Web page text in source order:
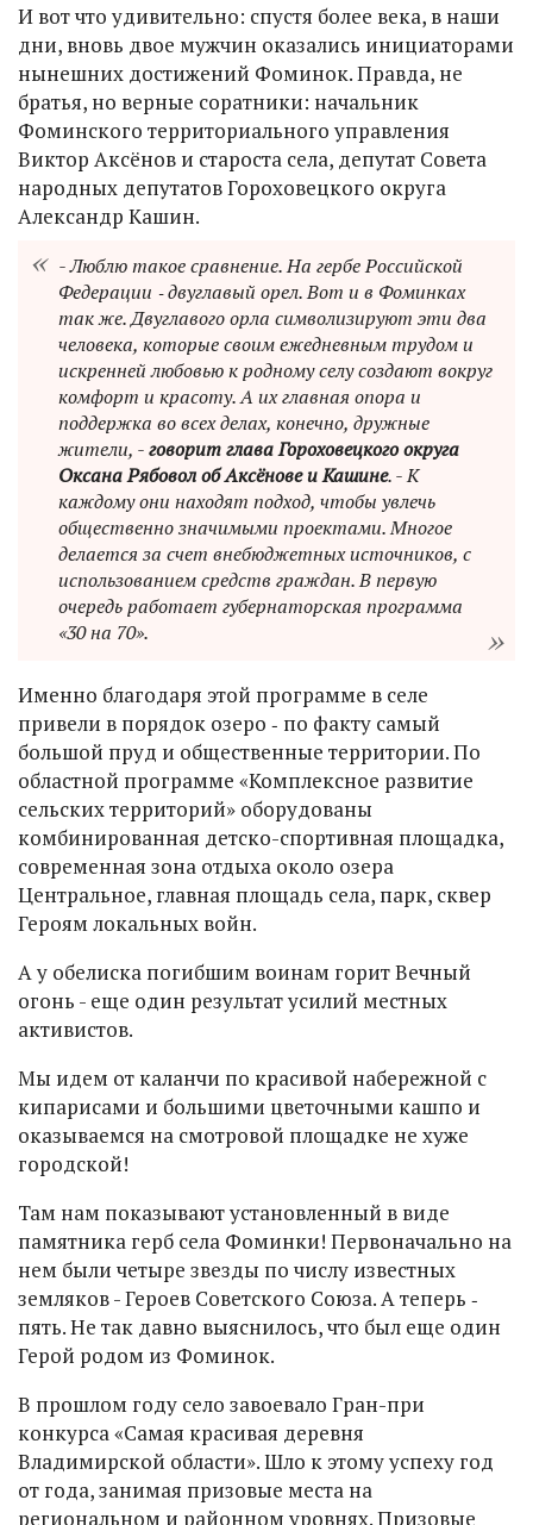
И вот что удивительно: спустя более века, в наши
дни, вновь двое мужчин оказались инициаторами
нынешних достижений Фоминок. Правда, не
братья, но верные соратники: начальник
Фоминского территориального управления
Виктор Аксёнов и староста села, депутат Совета
народных депутатов Гороховецкого округа
Александр Кашин.
- Люблю такое сравнение. На гербе Российской
Федерации ‑ двуглавый орел. Вот и в Фоминках
так же. Двуглавого орла символизируют эти два
человека, которые своим ежедневным трудом и
искренней любовью к родному селу создают вокруг
комфорт и красоту. А их главная опора и
поддержка во всех делах, конечно, дружные
жители, -говорит глава Гороховецкого округа
Оксана Рябовол об Аксёнове и Кашине. - К
каждому они находят подход, чтобы увлечь
общественно значимыми проектами. Многое
делается за счет внебюджетных источников, с
использованием средств граждан. В первую
очередь работает губернаторская программа
«30 на 70».
Именно благодаря этой программе в селе
привели в порядок озеро ‑ по факту самый
большой пруд и общественные территории. По
областной программе «Комплексное развитие
сельских территорий» оборудованы
комбинированная детско-спортивная площадка,
современная зона отдыха около озера
Центральное, главная площадь села, парк, сквер
Героям локальных войн.
А у обелиска погибшим воинам горит Вечный
огонь - еще один результат усилий местных
активистов.
Мы идем от каланчи по красивой набережной с
кипарисами и большими цветочными кашпо и
оказываемся на смотровой площадке не хуже
городской!
Там нам показывают установленный в виде
памятника герб села Фоминки! Первоначально на
нем были четыре звезды по числу известных
земляков - Героев Советского Союза. А теперь ‑
пять. Не так давно выяснилось, что был еще один
Герой родом из Фоминок.
В прошлом году село завоевало Гран-при
конкурса «Самая красивая деревня
Владимирской области». Шло к этому успеху год
от года, занимая призовые места на
региональном и районном уровнях. Призовые